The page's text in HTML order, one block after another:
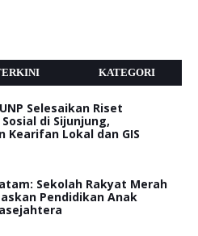
KATEGORI
Selesaikan Riset
di Sijunjung,
Kearifan Lokal dan GIS
Sekolah Rakyat Merah
Pendidikan Anak